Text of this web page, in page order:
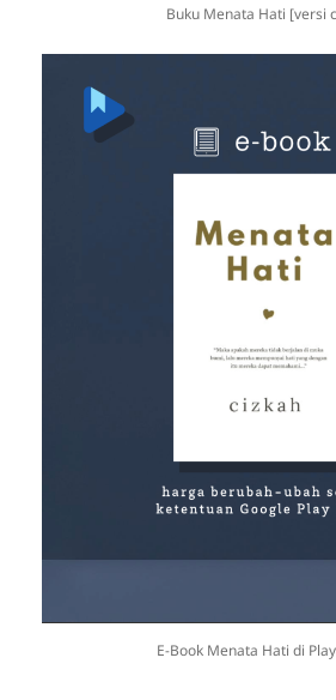
Buku Menata Hati [versi
E-Book Menata Hati di